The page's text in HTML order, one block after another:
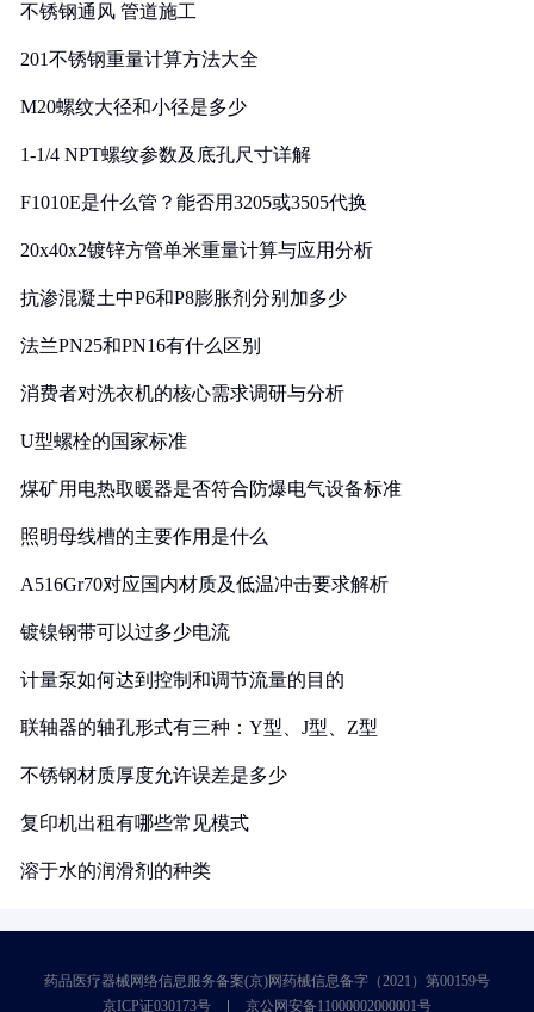
不锈钢通风 管道施工
201不锈钢重量计算方法大全
M20螺纹大径和小径是多少
1-1/4 NPT螺纹参数及底孔尺寸详解
F1010E是什么管？能否用3205或3505代换
20x40x2镀锌方管单米重量计算与应用分析
抗渗混凝土中P6和P8膨胀剂分别加多少
法兰PN25和PN16有什么区别
消费者对洗衣机的核心需求调研与分析
U型螺栓的国家标准
煤矿用电热取暖器是否符合防爆电气设备标准
照明母线槽的主要作用是什么
A516Gr70对应国内材质及低温冲击要求解析
镀镍钢带可以过多少电流
计量泵如何达到控制和调节流量的目的
联轴器的轴孔形式有三种：Y型、J型、Z型
不锈钢材质厚度允许误差是多少
复印机出租有哪些常见模式
溶于水的润滑剂的种类
药品医疗器械网络信息服务备案(京)网药械信息备字（2021）第00159号
京ICP证030173号
京公网安备11000002000001号